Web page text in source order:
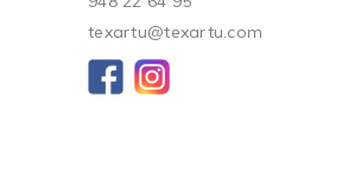
texartu@texartu.com